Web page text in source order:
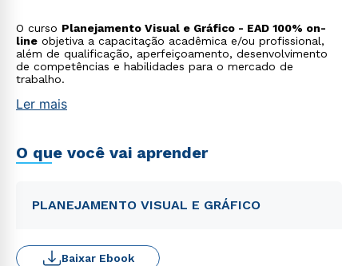
O curso Planejamento Visual e Gráfico - EAD 100% on-
line objetiva a capacitação acadêmica e/ou profissional,
além de qualificação, aperfeiçoamento, desenvolvimento
de competências e habilidades para o mercado de
trabalho.
Ler mais
O que você vai aprender
PLANEJAMENTO VISUAL E GRÁFICO
Baixar Ebook